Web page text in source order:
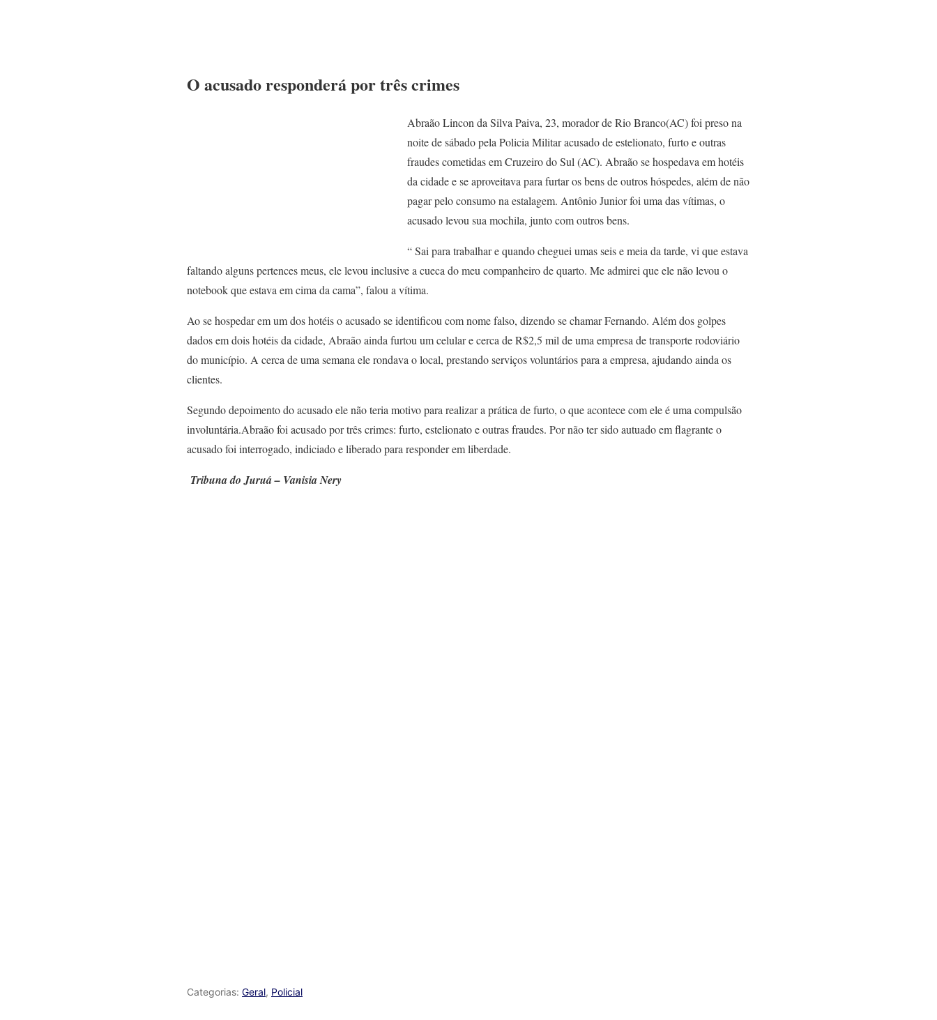
O acusado responderá por três crimes
Abraão Lincon da Silva Paiva, 23, morador de Rio Branco(AC) foi preso na
noite de sábado pela Policia Militar acusado de estelionato, furto e outras
fraudes cometidas em Cruzeiro do Sul (AC). Abraão se hospedava em hotéis
da cidade e se aproveitava para furtar os bens de outros hóspedes, além de não
pagar pelo consumo na estalagem. Antônio Junior foi uma das vítimas, o
acusado levou sua mochila, junto com outros bens.
“ Sai para trabalhar e quando cheguei umas seis e meia da tarde, vi que estava
faltando alguns pertences meus, ele levou inclusive a cueca do meu companheiro de quarto. Me admirei que ele não levou o
notebook que estava em cima da cama”, falou a vítima.
Ao se hospedar em um dos hotéis o acusado se identificou com nome falso, dizendo se chamar Fernando. Além dos golpes
dados em dois hotéis da cidade, Abraão ainda furtou um celular e cerca de R$2,5 mil de uma empresa de transporte rodoviário
do município. A cerca de uma semana ele rondava o local, prestando serviços voluntários para a empresa, ajudando ainda os
clientes.
Segundo depoimento do acusado ele não teria motivo para realizar a prática de furto, o que acontece com ele é uma compulsão
involuntária.Abraão foi acusado por três crimes: furto, estelionato e outras fraudes. Por não ter sido autuado em flagrante o
acusado foi interrogado, indiciado e liberado para responder em liberdade.
Tribuna do Juruá – Vanisia Nery
Categorias: Geral, Policial